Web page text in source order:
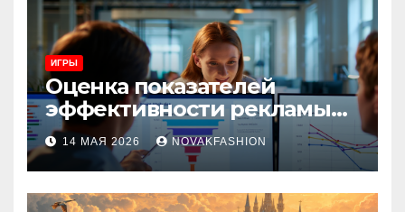
ИГРЫ
Оценка показателей
эффективности рекламы
при атрибуции
множественных точек
касания
14 МАЯ 2026 NOVAKFASHION